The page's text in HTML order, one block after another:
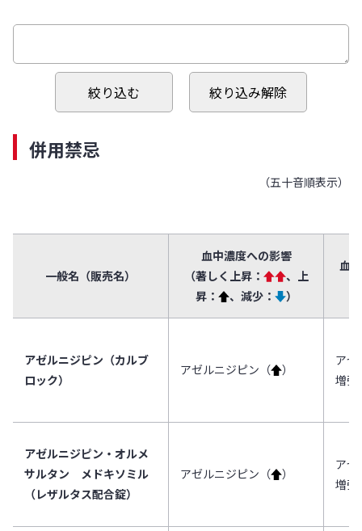
併用禁忌
（五十音順表示）
一般名（販売名）
血中濃度への影響
（著しく上昇： ↑↑、上
昇： ↑、減少： ↓）
血
アゼルニジピン（カルブ
ロック）
アゼルニジピン（↑）
アゼ
増強
アゼルニジピン・オルメ
サルタン メドキソミル
（レザルタス配合錠）
アゼルニジピン（↑）
アゼ
増強